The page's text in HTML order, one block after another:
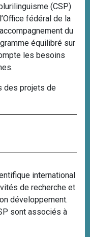
(CSP)
fédéral de la
du
équilibré sur
les besoins
des projets de
international
de recherche et
développement.
sont associés à